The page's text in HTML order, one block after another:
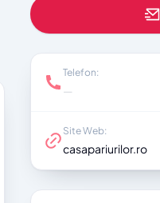
Telefon:
—
Site Web:
casapariurilor.ro